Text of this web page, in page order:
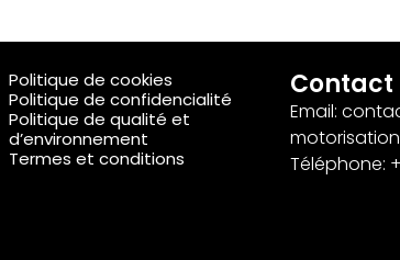
Politique de cookies
Politique de confidencialité
Politique de qualité et
d’environnement
Termes et conditions
Contact
Email:
Téléphone: